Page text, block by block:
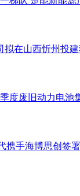
拟在山西忻州投
度废旧动力电池
携手海博思创签